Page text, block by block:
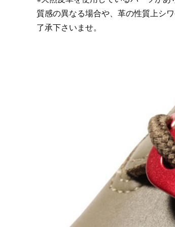
質感の異なる場合や、革の性質上シ
了承下さいませ。